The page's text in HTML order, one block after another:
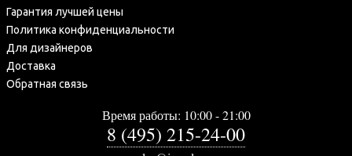
Гарантия лучшей цены
Политика конфиденциальности
Для дизайнеров
Доставка
Обратная связь
Время работы: 10:00 - 21:00
8 (495) 215-24-00